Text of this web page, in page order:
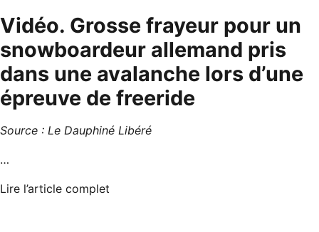
Vidéo. Grosse frayeur pour un
snowboardeur allemand pris
dans une avalanche lors d’une
épreuve de freeride
Source : Le Dauphiné Libéré
…
Lire l’article complet